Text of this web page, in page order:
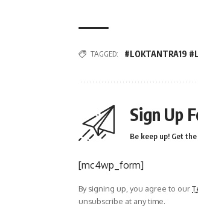
TAGGED: #LOKTANTRA19
Sign Up
Be keep up! Get
[mc4wp_form]
By signing up, you agree to our
unsubscribe at any time.